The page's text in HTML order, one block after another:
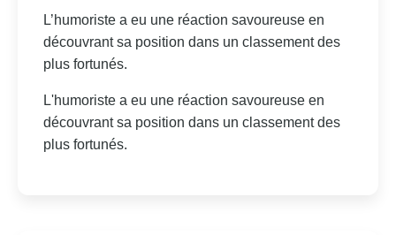
L’humoriste a eu une réaction savoureuse en
découvrant sa position dans un classement des
plus fortunés.
L'humoriste a eu une réaction savoureuse en
découvrant sa position dans un classement des
plus fortunés.